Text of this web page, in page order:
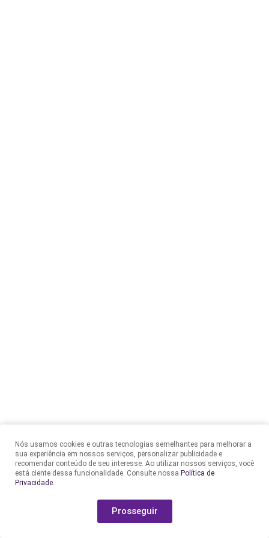
Nós usamos cookies e outras tecnologias semelhantes para melhorar a
sua experiência em nossos serviços, personalizar publicidade e
recomendar conteúdo de seu interesse. Ao utilizar nossos serviços, você
está ciente dessa funcionalidade. Consulte nossa Política de
Privacidade.
Prosseguir